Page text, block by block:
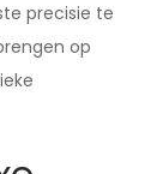
precisie te
op